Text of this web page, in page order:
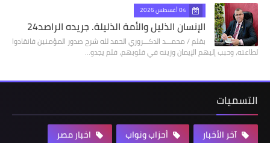
04 أغسطس 2026
الإنسان الذليل والأمة الذليلة. جريده الراصد24
بقلم / محمـــد الدكـــروري الحمد لله شرح صدور المؤمنين فانقادوا
لطاعته، وحبب إليهم الإيمان وزينه في قلوبهم، فلم يجدو…
التسميات
آخر الأخبار أحزاب ونواب
اخبار مصر